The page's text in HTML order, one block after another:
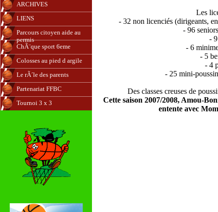
ARCHIVES
LIENS
Parcours citoyen aide au
permis
ChÃ¨que sport 6eme
Colosses au pied d argile
Le rÃ´le des parents
Partenariat FFBC
Tournoi 3 x 3
Les
- 32 non licenciés (dirigeants,
- 96
-
- 6
- 5
- 4
- 25 mini-
Des classes creuses de
Cette saison 2007/2008, Amou-
entente avec